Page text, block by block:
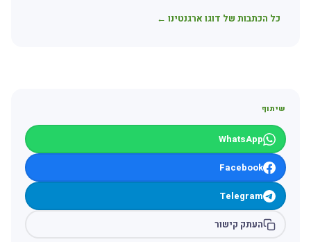
כל הכתבות של דוגו ארגנטינו ←
שיתוף
WhatsApp
Facebook
Telegram
העתק קישור